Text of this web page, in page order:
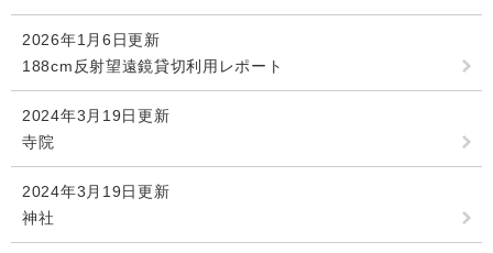
2026年1月6日更新
188cm反射望遠鏡貸切利用レポート
2024年3月19日更新
寺院
2024年3月19日更新
神社